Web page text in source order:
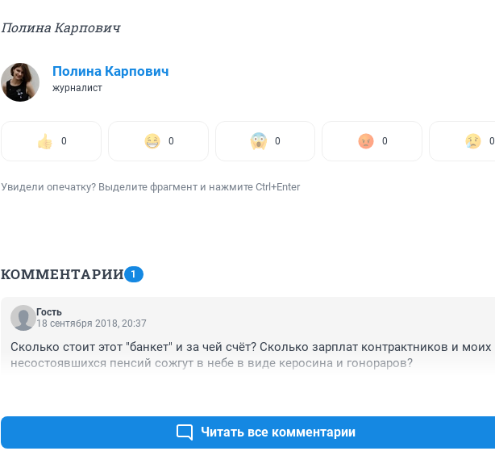
Полина Карпович
Полина Карпович
журналист
0 0 0 0 0
Увидели опечатку? Выделите фрагмент и нажмите Ctrl+Enter
КОММЕНТАРИИ 1
Гость
18 сентября 2018, 20:37
Сколько стоит этот "банкет" и за чей счёт? Сколько зарплат контрактников и моих
несостоявшихся пенсий сожгут в небе в виде керосина и гонораров?
Читать все комментарии